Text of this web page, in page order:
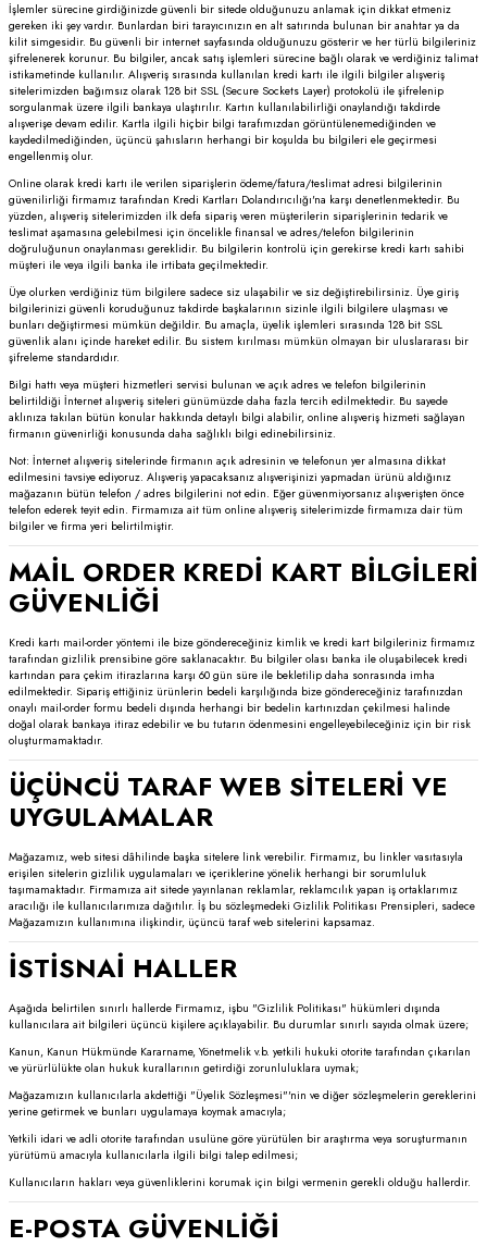
İşlemler sürecine girdiğinizde güvenli bir sitede olduğunuzu anlamak için dikkat etmeniz
gereken iki şey vardır. Bunlardan biri tarayıcınızın en alt satırında bulunan bir anahtar ya da
kilit simgesidir. Bu güvenli bir internet sayfasında olduğunuzu gösterir ve her türlü bilgileriniz
şifrelenerek korunur. Bu bilgiler, ancak satış işlemleri sürecine bağlı olarak ve verdiğiniz talimat
istikametinde kullanılır. Alışveriş sırasında kullanılan kredi kartı ile ilgili bilgiler alışveriş
sitelerimizden bağımsız olarak 128 bit SSL (Secure Sockets Layer) protokolü ile şifrelenip
sorgulanmak üzere ilgili bankaya ulaştırılır. Kartın kullanılabilirliği onaylandığı takdirde
alışverişe devam edilir. Kartla ilgili hiçbir bilgi tarafımızdan görüntülenemediğinden ve
kaydedilmediğinden, üçüncü şahısların herhangi bir koşulda bu bilgileri ele geçirmesi
engellenmiş olur.
Online olarak kredi kartı ile verilen siparişlerin ödeme/fatura/teslimat adresi bilgilerinin
güvenilirliği firmamız tarafından Kredi Kartları Dolandırıcılığı'na karşı denetlenmektedir. Bu
yüzden, alışveriş sitelerimizden ilk defa sipariş veren müşterilerin siparişlerinin tedarik ve
teslimat aşamasına gelebilmesi için öncelikle finansal ve adres/telefon bilgilerinin
doğruluğunun onaylanması gereklidir. Bu bilgilerin kontrolü için gerekirse kredi kartı sahibi
müşteri ile veya ilgili banka ile irtibata geçilmektedir.
Üye olurken verdiğiniz tüm bilgilere sadece siz ulaşabilir ve siz değiştirebilirsiniz. Üye giriş
bilgilerinizi güvenli koruduğunuz takdirde başkalarının sizinle ilgili bilgilere ulaşması ve
bunları değiştirmesi mümkün değildir. Bu amaçla, üyelik işlemleri sırasında 128 bit SSL
güvenlik alanı içinde hareket edilir. Bu sistem kırılması mümkün olmayan bir uluslararası bir
şifreleme standardıdır.
Bilgi hattı veya müşteri hizmetleri servisi bulunan ve açık adres ve telefon bilgilerinin
belirtildiği İnternet alışveriş siteleri günümüzde daha fazla tercih edilmektedir. Bu sayede
aklınıza takılan bütün konular hakkında detaylı bilgi alabilir, online alışveriş hizmeti sağlayan
firmanın güvenirliği konusunda daha sağlıklı bilgi edinebilirsiniz.
Not: İnternet alışveriş sitelerinde firmanın açık adresinin ve telefonun yer almasına dikkat
edilmesini tavsiye ediyoruz. Alışveriş yapacaksanız alışverişinizi yapmadan ürünü aldığınız
mağazanın bütün telefon / adres bilgilerini not edin. Eğer güvenmiyorsanız alışverişten önce
telefon ederek teyit edin. Firmamıza ait tüm online alışveriş sitelerimizde firmamıza dair tüm
bilgiler ve firma yeri belirtilmiştir.
MAİL ORDER KREDİ KART BİLGİLERİ
GÜVENLİĞİ
Kredi kartı mail-order yöntemi ile bize göndereceğiniz kimlik ve kredi kart bilgileriniz firmamız
tarafından gizlilik prensibine göre saklanacaktır. Bu bilgiler olası banka ile oluşabilecek kredi
kartından para çekim itirazlarına karşı 60 gün süre ile bekletilip daha sonrasında imha
edilmektedir. Sipariş ettiğiniz ürünlerin bedeli karşılığında bize göndereceğiniz tarafınızdan
onaylı mail-order formu bedeli dışında herhangi bir bedelin kartınızdan çekilmesi halinde
doğal olarak bankaya itiraz edebilir ve bu tutarın ödenmesini engelleyebileceğiniz için bir risk
oluşturmamaktadır.
ÜÇÜNCÜ TARAF WEB SİTELERİ VE
UYGULAMALAR
Mağazamız, web sitesi dâhilinde başka sitelere link verebilir. Firmamız, bu linkler vasıtasıyla
erişilen sitelerin gizlilik uygulamaları ve içeriklerine yönelik herhangi bir sorumluluk
taşımamaktadır. Firmamıza ait sitede yayınlanan reklamlar, reklamcılık yapan iş ortaklarımız
aracılığı ile kullanıcılarımıza dağıtılır. İş bu sözleşmedeki Gizlilik Politikası Prensipleri, sadece
Mağazamızın kullanımına ilişkindir, üçüncü taraf web sitelerini kapsamaz.
İSTİSNAİ HALLER
Aşağıda belirtilen sınırlı hallerde Firmamız, işbu "Gizlilik Politikası" hükümleri dışında
kullanıcılara ait bilgileri üçüncü kişilere açıklayabilir. Bu durumlar sınırlı sayıda olmak üzere;
Kanun, Kanun Hükmünde Kararname, Yönetmelik v.b. yetkili hukuki otorite tarafından çıkarılan
ve yürürlülükte olan hukuk kurallarının getirdiği zorunluluklara uymak;
Mağazamızın kullanıcılarla akdettiği "Üyelik Sözleşmesi"'nin ve diğer sözleşmelerin gereklerini
yerine getirmek ve bunları uygulamaya koymak amacıyla;
Yetkili idari ve adli otorite tarafından usulüne göre yürütülen bir araştırma veya soruşturmanın
yürütümü amacıyla kullanıcılarla ilgili bilgi talep edilmesi;
Kullanıcıların hakları veya güvenliklerini korumak için bilgi vermenin gerekli olduğu hallerdir.
E-POSTA GÜVENLİĞİ